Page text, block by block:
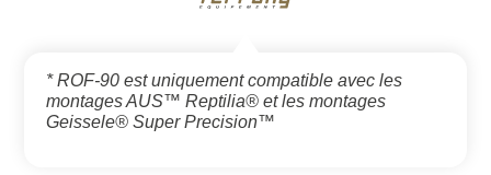
* ROF-90 est uniquement compatible avec les
montages AUS™ Reptilia® et les montages
Geissele® Super Precision™